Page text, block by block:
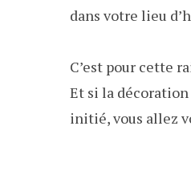
dans votre lieu
C’est pour cette
Et si la
initié, vous allez